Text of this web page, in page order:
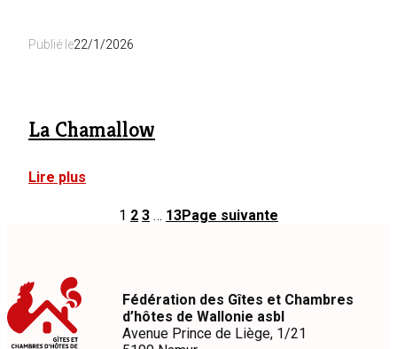
Publié le22/1/2026
La Chamallow
Lire plus
Chamallow
1 2 3 … 13Page suivante
Fédération des Gîtes et Chambres
d’hôtes de Wallonie asbl
Avenue Prince de Liège, 1/21